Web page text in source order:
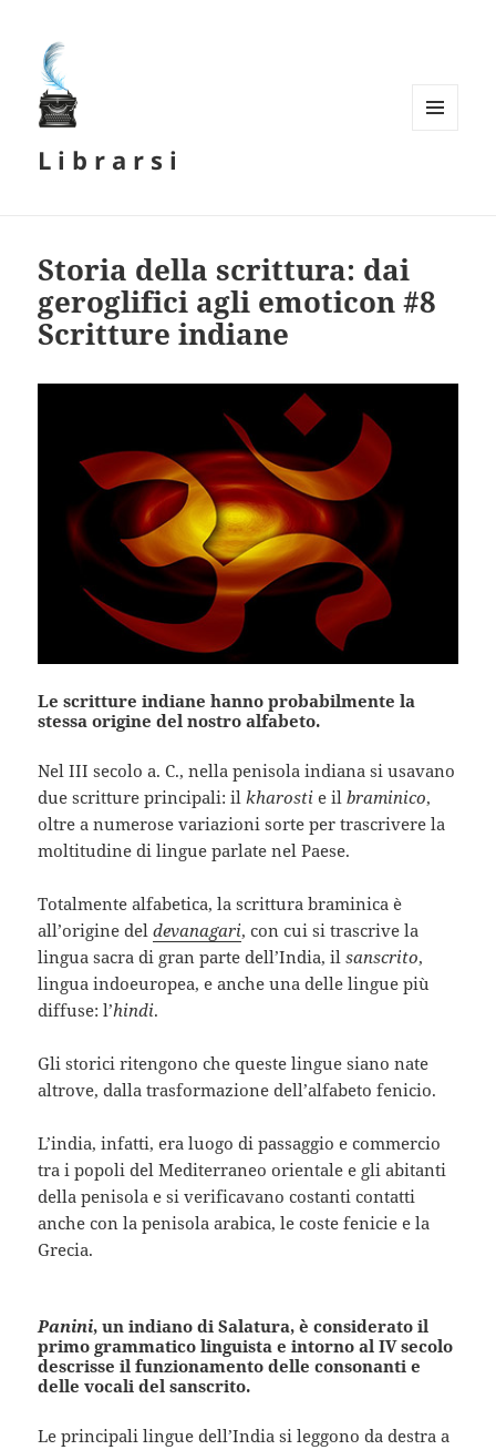
L i b r a r s i
Storia della scrittura: dai
geroglifici agli emoticon #8
Scritture indiane
Le scritture indiane hanno probabilmente la
stessa origine del nostro alfabeto.
Nel III secolo a. C., nella penisola indiana si usavano
due scritture principali: ilkharosti e ilbraminico,
oltre a numerose variazioni sorte per trascrivere la
moltitudine di lingue parlate nel Paese.
Totalmente alfabetica, la scrittura braminica è
all’origine deldevanagari, con cui si trascrive la
lingua sacra di gran parte dell’India, ilsanscrito,
lingua indoeuropea, e anche una delle lingue più
diffuse: l’hindi.
Gli storici ritengono che queste lingue siano nate
altrove, dalla trasformazione dell’alfabeto fenicio.
L’india, infatti, era luogo di passaggio e commercio
tra i popoli del Mediterraneo orientale e gli abitanti
della penisola e si verificavano costanti contatti
anche con la penisola arabica, le coste fenicie e la
Grecia.
Panini, un indiano di Salatura, è considerato il
primo grammatico linguista e intorno al IV secolo
descrisse il funzionamento delle consonanti e
delle vocali del sanscrito.
Le principali lingue dell’India si leggono da destra a